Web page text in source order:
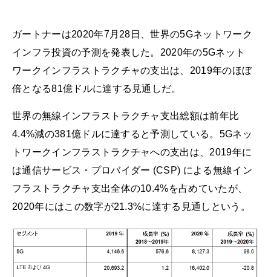
ガートナーは2020年7月28日、世界の5Gネットワーク
インフラ投資の予測を発表した。2020年の5Gネット
ワークインフラストラクチャの支出は、2019年のほぼ
倍となる81億ドルに達する見通しだ。
世界の無線インフラストラクチャ支出総額は前年比
4.4%減の381億ドルに達すると予測している。5Gネッ
トワークインフラストラクチャへの支出は、2019年に
は通信サービス・プロバイダー (CSP) による無線イン
フラストラクチャ支出全体の10.4%を占めていたが、
2020年にはこの数字が21.3%に達する見通しという。